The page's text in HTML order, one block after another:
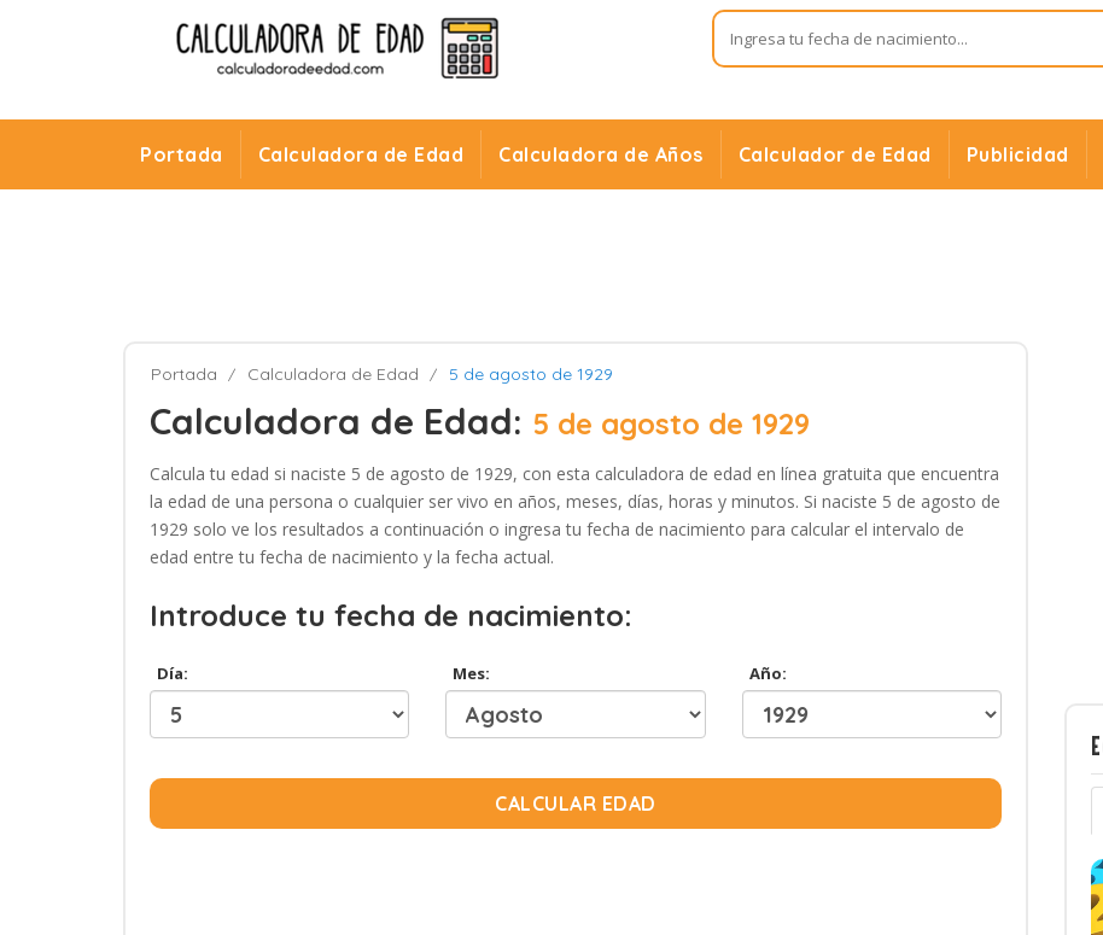
Portada Calculadora de Edad Calculadora de Años Calculador de Edad Publicidad
Portada Calculadora de Edad 5 de agosto de 1929
Calculadora de Edad: 5 de agosto de 1929
Calcula tu edad si naciste 5 de agosto de 1929, con esta calculadora de edad en línea gratuita que encuentra
la edad de una persona o cualquier ser vivo en años, meses, días, horas y minutos. Si naciste 5 de agosto de
1929 solo ve los resultados a continuación o ingresa tu fecha de nacimiento para calcular el intervalo de
edad entre tu fecha de nacimiento y la fecha actual.
Introduce tu fecha de nacimiento:
Día: Mes: Año:
CALCULAR EDAD